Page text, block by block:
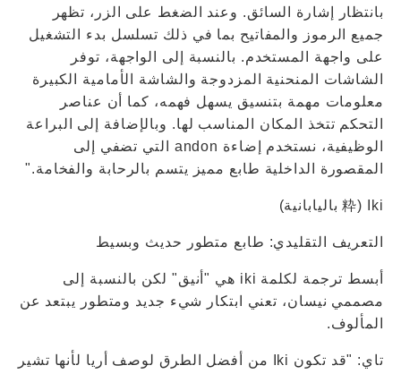
بانتظار إشارة السائق. وعند الضغط على الزر، تظهر
جميع الرموز والمفاتيح بما في ذلك تسلسل بدء التشغيل
على واجهة المستخدم. بالنسبة إلى الواجهة، توفر
الشاشات المنحنية المزدوجة والشاشة الأمامية الكبيرة
معلومات مهمة بتنسيق يسهل فهمه، كما أن عناصر
التحكم تتخذ المكان المناسب لها. وبالإضافة إلى البراعة
الوظيفية، نستخدم إضاءة andon التي تضفي إلى
المقصورة الداخلية طابع مميز يتسم بالرحابة والفخامة."
Iki (粋 باليابانية)
التعريف التقليدي: طابع متطور حديث وبسيط
أبسط ترجمة لكلمة iki هي "أنيق" لكن بالنسبة إلى
مصممي نيسان، تعني ابتكار شيء جديد ومتطور يبتعد عن
المألوف.
تاي: "قد تكون Iki من أفضل الطرق لوصف أريا لأنها تشير